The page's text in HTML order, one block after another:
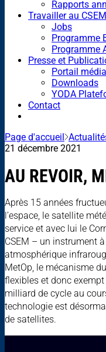
Rapports
Travailler au CSEM
Jobs
Programme
Programme
Presse et
Portail média
Downloads
YODA
Contact
Page d'accueil
21 décembre 2021
AU REVOIR,
Après 15 années
l’espace, le satellite
service et avec lui le
CSEM – un instrument
atmosphérique
MetOp, le mécanisme
flexibles et donc
milliard de cycle au
technologie est
de satellites.